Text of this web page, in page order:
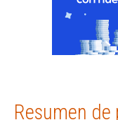
Resumen